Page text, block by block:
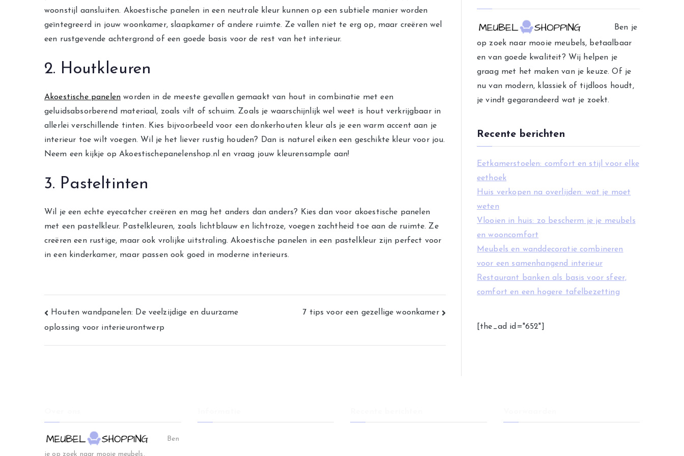
woonstijl aansluiten. Akoestische panelen in een neutrale kleur kunnen op een subtiele manier worden
geïntegreerd in jouw woonkamer, slaapkamer of andere ruimte. Ze vallen niet te erg op, maar creëren wel
een rustgevende achtergrond of een goede basis voor de rest van het interieur.
2. Houtkleuren
Akoestische panelen worden in de meeste gevallen gemaakt van hout in combinatie met een
geluidsabsorberend materiaal, zoals vilt of schuim. Zoals je waarschijnlijk wel weet is hout verkrijgbaar in
allerlei verschillende tinten. Kies bijvoorbeeld voor een donkerhouten kleur als je een warm accent aan je
interieur toe wilt voegen. Wil je het liever rustig houden? Dan is naturel eiken een geschikte kleur voor jou.
Neem een kijkje op Akoestischepanelenshop.nl en vraag jouw kleurensample aan!
3. Pasteltinten
Wil je een echte eyecatcher creëren en mag het anders dan anders? Kies dan voor akoestische panelen
met een pastelkleur. Pastelkleuren, zoals lichtblauw en lichtroze, voegen zachtheid toe aan de ruimte. Ze
creëren een rustige, maar ook vrolijke uitstraling. Akoestische panelen in een pastelkleur zijn perfect voor
in een kinderkamer, maar passen ook goed in moderne interieurs.
Bericht
navigatie
Houten wandpanelen: De veelzijdige en duurzame
oplossing voor interieurontwerp
7 tips voor een gezellige woonkamer
o
r
i
e
ë
n
Ben je
op zoek naar mooie meubels, betaalbaar
en van goede kwaliteit? Wij helpen je
graag met het maken van je keuze. Of je
nu van modern, klassiek of tijdloos houdt,
je vindt gegarandeerd wat je zoekt.
Recente berichten
Eetkamerstoelen: comfort en stijl voor elke
eethoek
Huis verkopen na overlijden: wat je moet
weten
Vlooien in huis: zo bescherm je je meubels
en wooncomfort
Meubels en wanddecoratie combineren
voor een samenhangend interieur
Restaurant banken als basis voor sfeer,
comfort en een hogere tafelbezetting
[the_ad id="652"]
Ben
je op zoek naar mooie meubels,